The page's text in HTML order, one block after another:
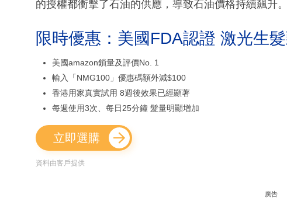
的授權都衝擊了石油的供應，導致石油價格持續飆升。
限時優惠：美國FDA認證 激光生
美國amazon鎖量及評價No. 1
輸入「NMG100」優惠碼額外減$100
香港用家真實試用 8週後效果已經顯著
每週使用3次、每日25分鐘 髮量明顯增加
立即選購
資料由客戶提供
廣告